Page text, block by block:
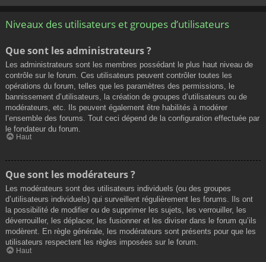
Niveaux des utilisateurs et groupes d’utilisateurs
Que sont les administrateurs ?
Les administrateurs sont les membres possédant le plus haut niveau de
contrôle sur le forum. Ces utilisateurs peuvent contrôler toutes les
opérations du forum, telles que les paramètres des permissions, le
bannissement d’utilisateurs, la création de groupes d’utilisateurs ou de
modérateurs, etc. Ils peuvent également être habilités à modérer
l’ensemble des forums. Tout ceci dépend de la configuration effectuée par
le fondateur du forum.
Haut
Que sont les modérateurs ?
Les modérateurs sont des utilisateurs individuels (ou des groupes
d’utilisateurs individuels) qui surveillent régulièrement les forums. Ils ont
la possibilité de modifier ou de supprimer les sujets, les verrouiller, les
déverrouiller, les déplacer, les fusionner et les diviser dans le forum qu’ils
modèrent. En règle générale, les modérateurs sont présents pour que les
utilisateurs respectent les règles imposées sur le forum.
Haut